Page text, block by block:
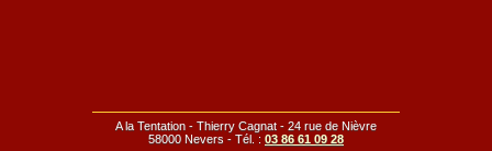
A la Tentation - Thierry Cagnat - 24 rue de Nièvre
58000 Nevers - Tél. : 03 86 61 09 28